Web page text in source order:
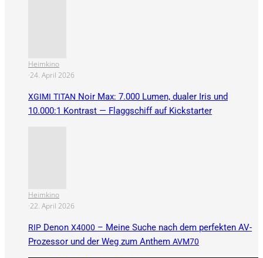
Heimkino
·24. April 2026
XGIMI TITAN Noir Max: 7.000 Lumen, dualer Iris und
10.000:1 Kontrast — Flaggschiff auf Kickstarter
Heimkino
·22. April 2026
RIP Denon X4000 – Meine Suche nach dem perfekten AV-
Prozessor und der Weg zum Anthem AVM70